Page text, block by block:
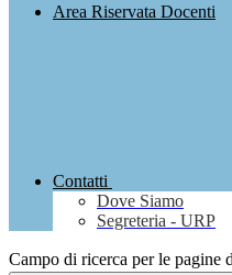
Area Riservata Docenti
Contatti
Dove Siamo
Segreteria - URP
Campo di ricerca per le pagine